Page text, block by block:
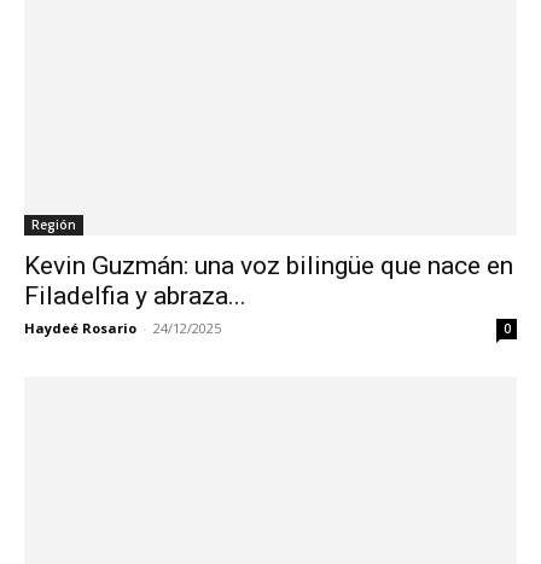
Región
Kevin Guzmán: una voz bilingüe que nace en
Filadelfia y abraza...
Haydeé Rosario - 24/12/2025 0